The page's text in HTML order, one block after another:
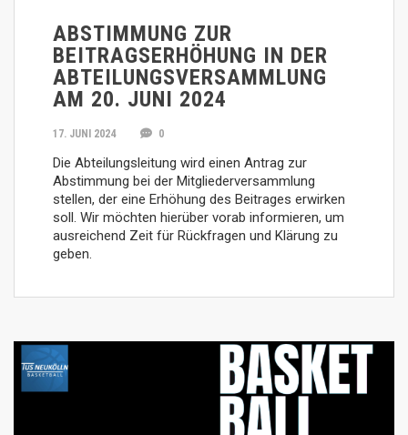
ABSTIMMUNG ZUR
BEITRAGSERHÖHUNG IN DER
ABTEILUNGSVERSAMMLUNG
AM 20. JUNI 2024
17. JUNI 2024 0
Die Abteilungsleitung wird einen Antrag zur
Abstimmung bei der Mitgliederversammlung
stellen, der eine Erhöhung des Beitrages erwirken
soll. Wir möchten hierüber vorab informieren, um
ausreichend Zeit für Rückfragen und Klärung zu
geben.